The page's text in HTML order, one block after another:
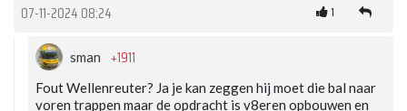
07-11-2024 08:24 1
sman +1911
Fout Wellenreuter? Ja je kan zeggen hij moet die bal naar
voren trappen maar de opdracht is v8eren opbouwen en